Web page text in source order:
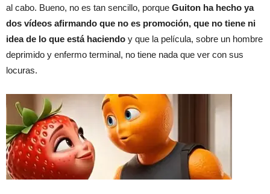
al cabo. Bueno, no es tan sencillo, porque Guiton ha hecho ya
dos vídeos afirmando que no es promoción, que no tiene ni
idea de lo que está haciendo y que la película, sobre un hombre
deprimido y enfermo terminal, no tiene nada que ver con sus
locuras.